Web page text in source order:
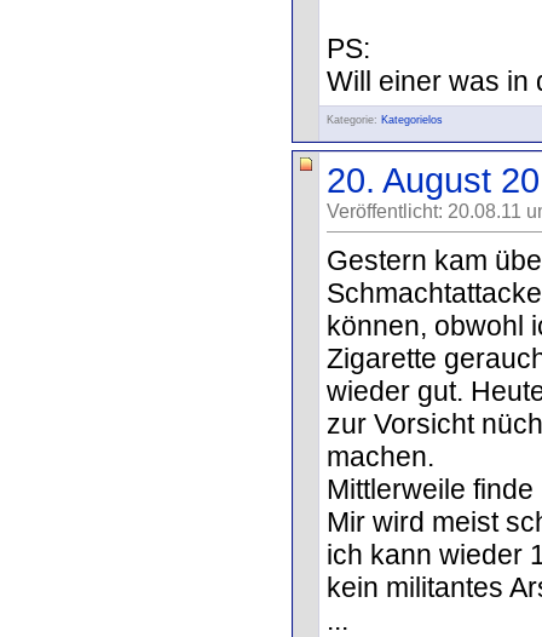
PS:
Will einer was in
Kategorie: Kategorielos
20. August
Veröffentlicht: 20.08.11
Gestern kam
können, obwohl
Zigarette
wieder gut.
zur Vorsicht
machen.
Mittlerweile
Mir wird meist
ich kann wieder
kein militantes
...